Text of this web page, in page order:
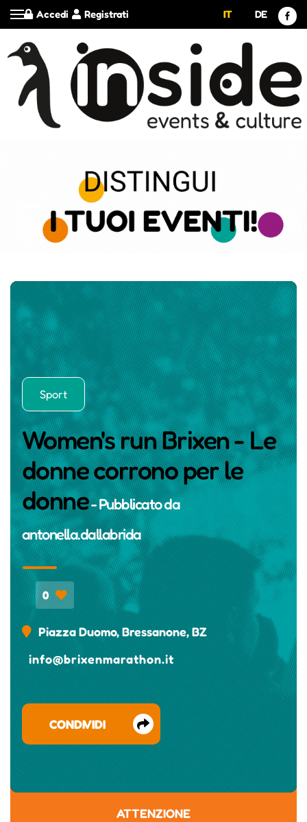
Registrati
Accedi IT DE
Sport
Women's run Brixen - Le
donne corrono per le
donne- Pubblicato da
antonella.dallabrida
0
Piazza Duomo, Bressanone, BZ
info@brixenmarathon.it
CONDIVIDI
ATTENZIONE